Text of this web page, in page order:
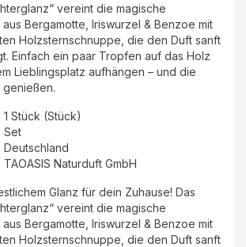
vereint die magische
Bergamotte, Iriswurzel & Benzoe mit
Holzsternschnuppe, die den Duft sanft
Einfach ein paar Tropfen auf das Holz
Lieblingsplatz aufhängen – und die
genießen.
1 Stück (Stück)
Set
Deutschland
TAOASIS Naturduft GmbH
Glanz für dein Zuhause! Das
vereint die magische
Bergamotte, Iriswurzel & Benzoe mit
Holzsternschnuppe, die den Duft sanft